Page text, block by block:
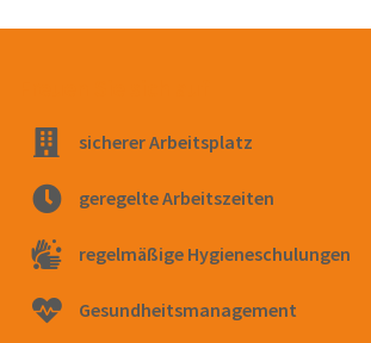
sicherer Arbeitsplatz
geregelte Arbeitszeiten
regelmäßige Hygieneschulungen
Gesundheitsmanagement